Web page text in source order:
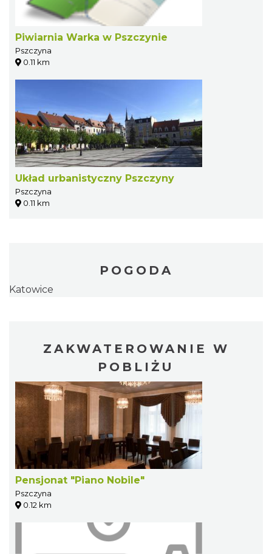
Piwiarnia Warka w Pszczynie
Pszczyna
0.11 km
Układ urbanistyczny Pszczyny
Pszczyna
0.11 km
POGODA
Katowice
ZAKWATEROWANIE W
POBLIŻU
Pensjonat "Piano Nobile"
Pszczyna
0.12 km